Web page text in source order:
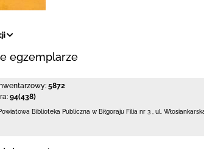
egzemplarze
5872
94(438)
Biblioteka Publiczna w Biłgoraju Filia nr 3 ul.